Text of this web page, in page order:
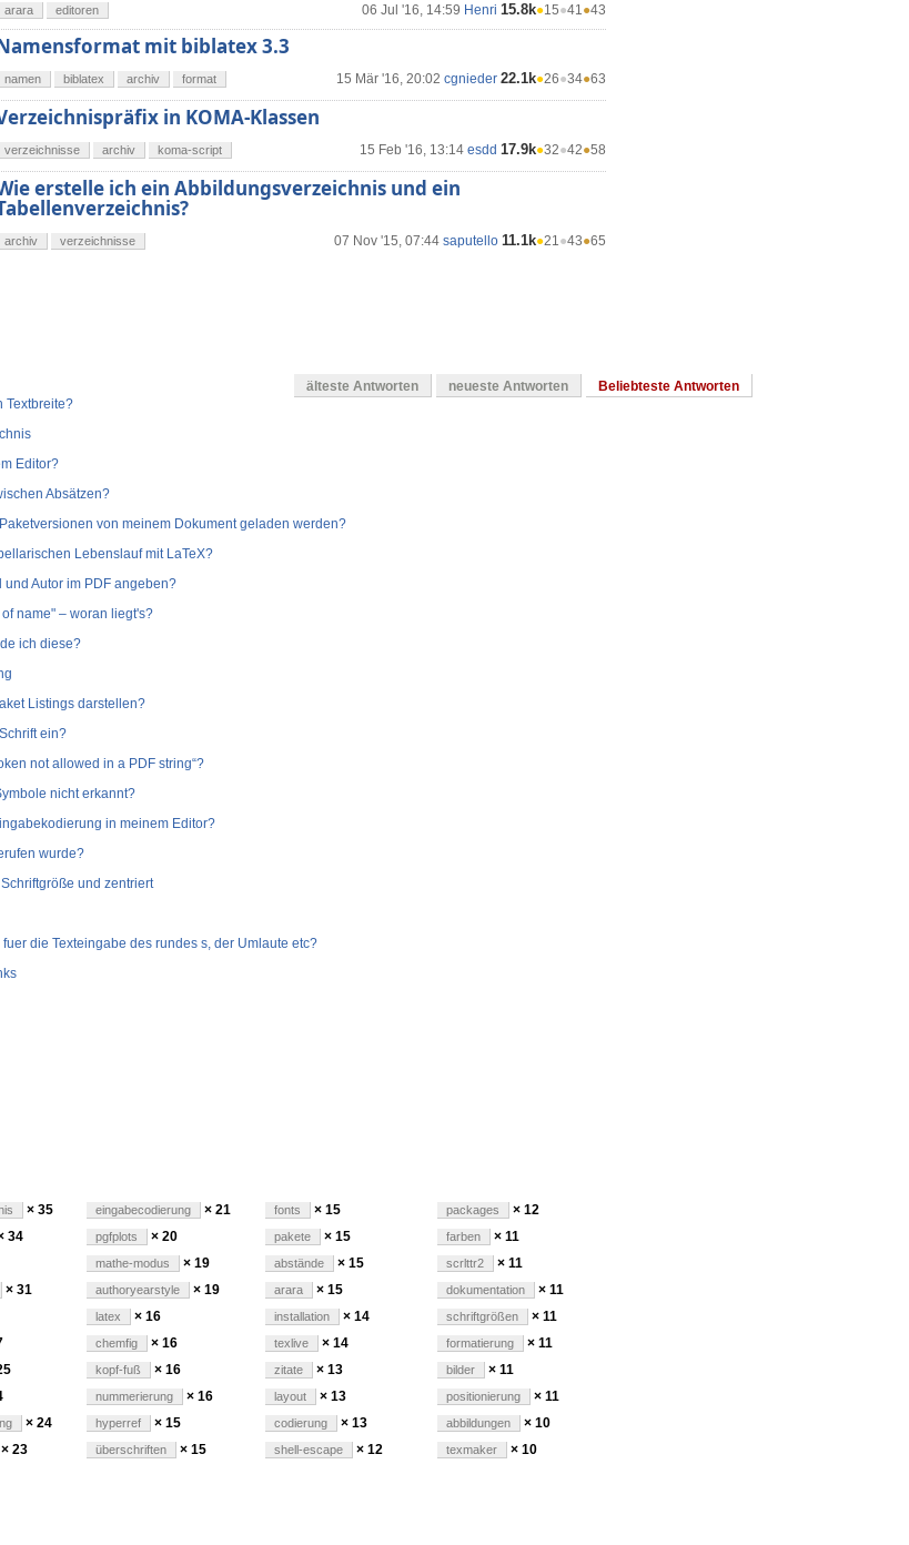
06 Jul '16, 14:59 Henri 15.8k●15●41●43
arara editoren
mit biblatex 3.3
15 Mär '16, 20:02 cgnieder 22.1k●26●34●63
namen biblatex archiv format
in KOMA-Klassen
15 Feb '16, 13:14 esdd 17.9k●32●42●58
verzeichnisse archiv koma-script
erstelle ich ein Abbildungsverzeichnis und ein
07 Nov '15, 07:44 saputello 11.1k●21●43●65
archiv verzeichnisse
älteste Antworten neueste Antworten Beliebteste Antworten
Textbreite?
Editor?
Absätzen?
von meinem Dokument geladen werden?
Lebenslauf mit LaTeX?
Autor im PDF angeben?
name" – woran liegt's?
ich diese?
Listings darstellen?
ein?
not allowed in a PDF string“?
nicht erkannt?
in meinem Editor?
wurde?
und zentriert
die Texteingabe des rundes s, der Umlaute etc?
× 35
34
× 31
× 24
× 23
eingabecodierung × 21
pgfplots × 20
mathe-modus × 19
authoryearstyle × 19
latex × 16
chemfig × 16
kopf-fuß × 16
nummerierung × 16
hyperref × 15
überschriften × 15
fonts × 15
pakete × 15
abstände × 15
arara × 15
installation × 14
texlive × 14
zitate × 13
layout × 13
codierung × 13
shell-escape × 12
packages × 12
farben × 11
scrlttr2 × 11
dokumentation × 11
schriftgrößen × 11
formatierung × 11
bilder × 11
positionierung × 11
abbildungen × 10
texmaker × 10